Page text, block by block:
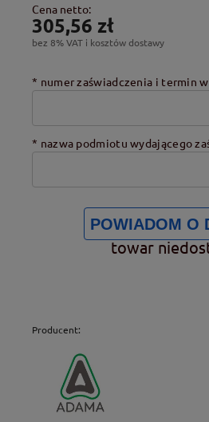
Cena netto:
305,56 zł
bez 8% VAT i kosztów dostawy
* numer zaświadczenia i termin
* nazwa podmiotu wydającego
POWIADOM O
towar
Producent: